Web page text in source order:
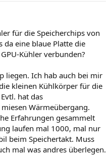
für die Speicherchips von
da eine blaue Platte die
Kühler verbunden?
liegen. Ich hab auch bei mir
kleinen Kühlkörper für die
hat das
Wärmeübergang.
Erfahrungen gesammelt
laufen mal 1000, mal nur
beim Speichertakt. Muss
mal was andres überlegen.